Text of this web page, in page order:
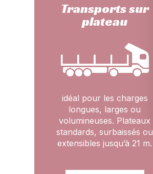
Transports sur
plateau
idéal pour les charges
longues, larges ou
volumineuses. Plateaux
standards, surbaissés ou
extensibles jusqu’à 21 m.